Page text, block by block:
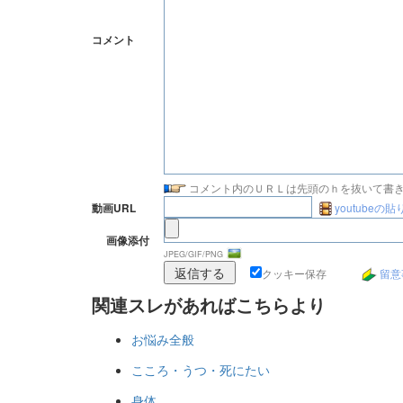
コメント
コメント内のＵＲＬは先頭のｈを抜いて書
動画URL
youtubeの貼
画像添付
JPEG/GIF/PNG
クッキー保存 留
関連スレがあればこちらより
お悩み全般
こころ・うつ・死にたい